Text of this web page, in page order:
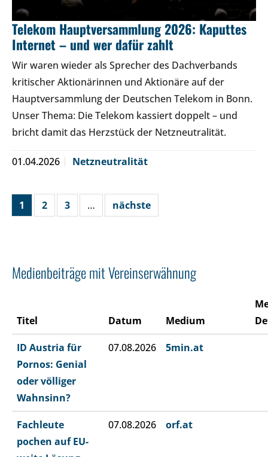
Telekom Hauptversammlung 2026: Kaputtes
Internet – und wer dafür zahlt
Wir waren wieder als Sprecher des Dachverbands
kritischer Aktionärinnen und Aktionäre auf der
Hauptversammlung der Deutschen Telekom in Bonn.
Unser Thema: Die Telekom kassiert doppelt – und
bricht damit das Herzstück der Netzneutralität.
01.04.2026 Netzneutralität
1 2 3 … nächste
Medienbeiträge mit Vereinserwähnung
Titel Datum Medium
ID Austria für
Pornos: Genial
oder völliger
Wahnsinn?
07.08.2026 5min.at
Fachleute
pochen auf EU-
07.08.2026 orf.at